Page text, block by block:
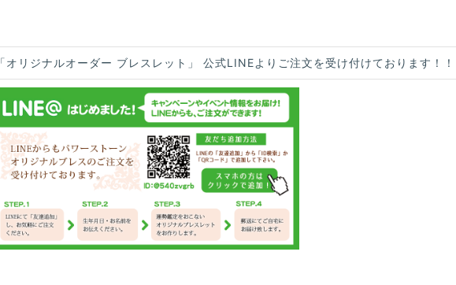
「オリジナルオーダー ブレスレット」 公式LINEよりご注文を受け付けております！！